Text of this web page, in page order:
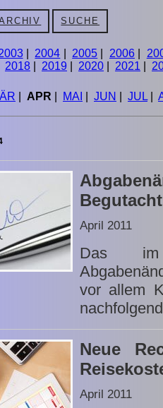
SUCHE
|2004 |2005 2006|
2018 2019 2020 2021
APR MAI JUN JUL|
April 2011
Das im
vor allem
Neue
April 2011